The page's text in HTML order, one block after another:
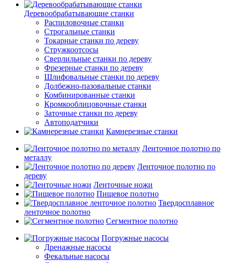
Деревообрабатывающие станки
Распиловочные станки
Строгальные станки
Токарные станки по дереву
Стружкоотсосы
Сверлильные станки по дереву
Фрезерные станки по дереву
Шлифовальные станки по дереву
Долбежно-пазовальные станки
Комбинированные станки
Кромкооблицовочные станки
Заточные станки по дереву
Автоподатчики
Камнерезные станки
Ленточное полотно по
металлу
Ленточное полотно по
дереву
Ленточные ножи
Пищевое полотно
Твердосплавное
ленточное полотно
Сегментное полотно
Погружные насосы
Дренажные насосы
Фекальные насосы